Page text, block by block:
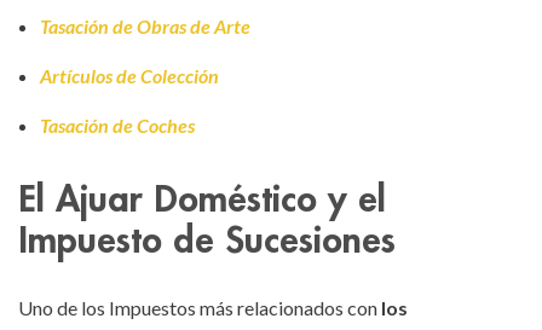
Tasación de Obras de Arte
Artículos de Colección
Tasación de Coches
El Ajuar Doméstico y el
Impuesto de Sucesiones
Uno de los Impuestos más relacionados con los